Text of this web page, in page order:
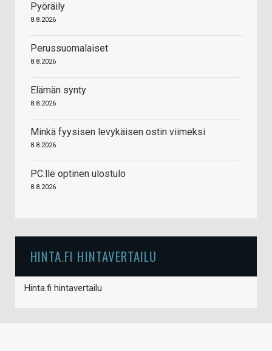
Pyöräily
8.8.2026
Perussuomalaiset
8.8.2026
Elämän synty
8.8.2026
Minkä fyysisen levykäisen ostin viimeksi
8.8.2026
PC:lle optinen ulostulo
8.8.2026
HINTA.FI HINTAVERTAILU
Hinta.fi hintavertailu